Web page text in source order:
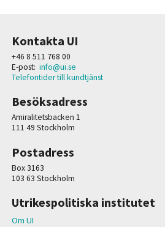
Kontakta UI
+46 8 511 768 00
E-post: info@ui.se
Telefontider till kundtjänst
Besöksadress
Amiralitetsbacken 1
111 49 Stockholm
Postadress
Box 3163
103 63 Stockholm
Utrikespolitiska institutet
Om UI